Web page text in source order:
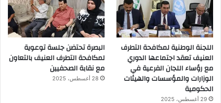
اللجنة الوطنية لمكافحة التطرف
العنيف تعقد اجتماعها الدوري
مع رؤساء اللجان الفرعية في
الوزارات والمؤسسات والهيئات
الحكومية
29 أغسطس، 2025
البصرة تحتضن جلسة توعوية
لمكافحة التطرف العنيف بالتعاون
مع نقابة الصحفيين
28 أغسطس، 2025